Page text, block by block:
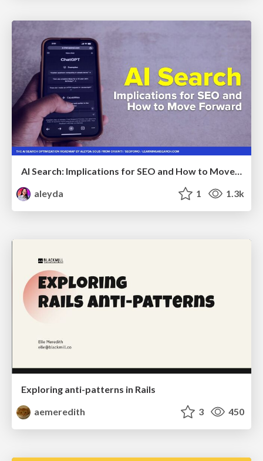
AI Search: Implications for SEO and How to Move Forward - #ShenzhenSEOConference
aleyda
1 1.3k
Exploring anti-patterns in Rails
aemeredith
3 450